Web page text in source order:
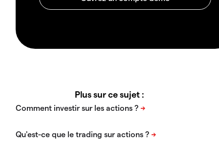
Plus sur ce sujet :